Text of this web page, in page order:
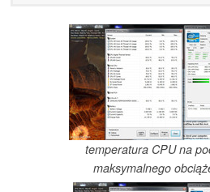
temperatura CPU na
maksymalnego